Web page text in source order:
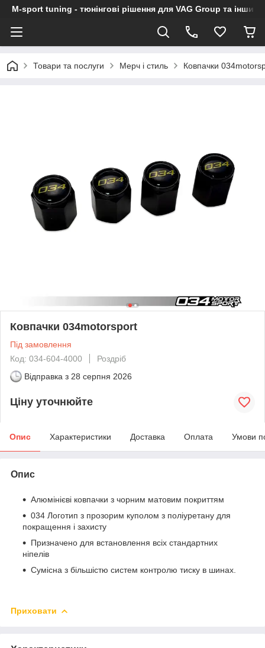
M-sport tuning - тюнінгові рішення для VAG Group та інших
Товари та послуги Мерч і стиль Ковпачки
Ковпачки 034motorsport
Під замовлення
Код: 034-604-4000
Роздріб
Відправка з 28 серпня 2026
Ціну уточнюйте
Опис Характеристики Доставка Оплата Умови
Опис
Алюмінієві ковпачки з чорним матовим покриттям
034 Логотип з прозорим куполом з поліуретану для
покращення і захисту
Призначено для встановлення всіх стандартних
ніпелів
Сумісна з більшістю систем контролю тиску в шинах.
Приховати